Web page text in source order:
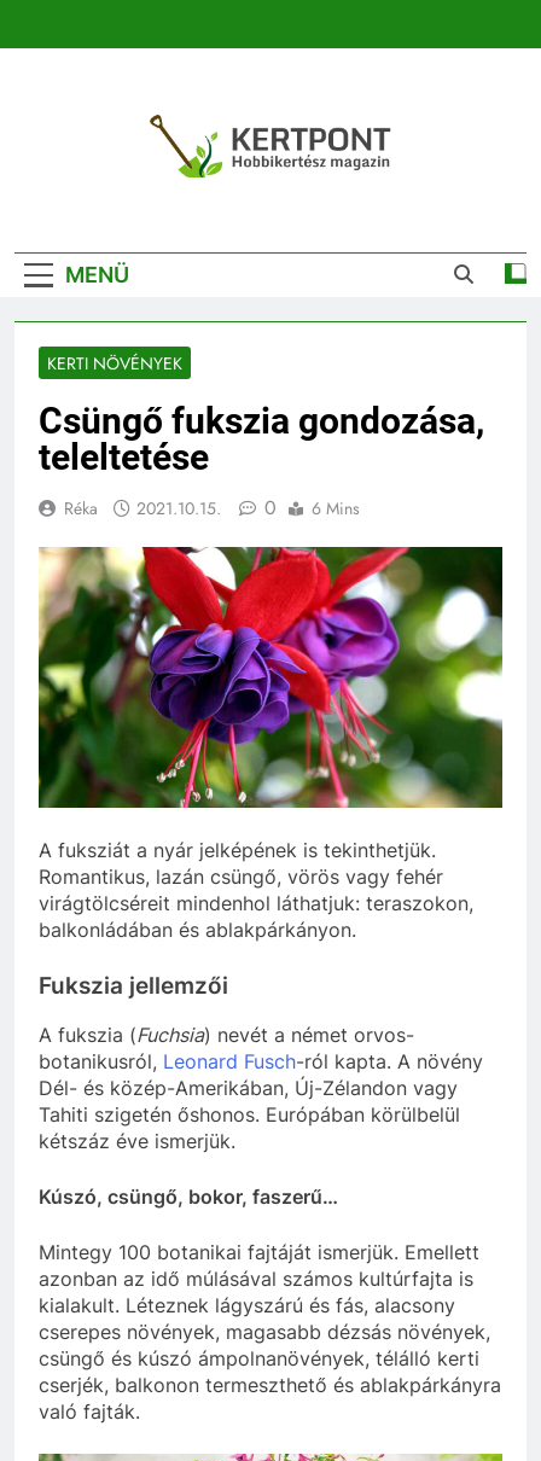
Kertészeti
Magazin |
Növénykereső És
Növényhatározó
MENÜ
KERTI NÖVÉNYEK
Csüngő fukszia gondozása,
teleltetése
Réka 2021.10.15. 0 6 Mins
A fuksziát a nyár jelképének is tekinthetjük.
Romantikus, lazán csüngő, vörös vagy fehér
virágtölcséreit mindenhol láthatjuk: teraszokon,
balkonládában és ablakpárkányon.
Fukszia jellemzői
A fukszia (Fuchsia) nevét a német orvos-
botanikusról, Leonard Fusch-ról kapta. A növény
Dél- és közép-Amerikában, Új-Zélandon vagy
Tahiti szigetén őshonos. Európában körülbelül
kétszáz éve ismerjük.
Kúszó, csüngő, bokor, faszerű…
Mintegy 100 botanikai fajtáját ismerjük. Emellett
azonban az idő múlásával számos kultúrfajta is
kialakult. Léteznek lágyszárú és fás, alacsony
cserepes növények, magasabb dézsás növények,
csüngő és kúszó ámpolnanövények, télálló kerti
cserjék, balkonon termeszthető és ablakpárkányra
való fajták.